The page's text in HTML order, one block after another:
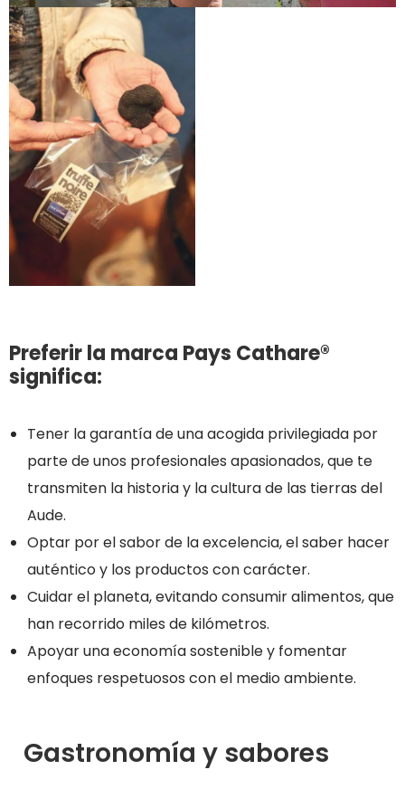
Preferir la marca Pays Cathare®
significa:
Tener la garantía de una acogida privilegiada por
parte de unos profesionales apasionados, que te
transmiten la historia y la cultura de las tierras del
Aude.
Optar por el sabor de la excelencia, el saber hacer
auténtico y los productos con carácter.
Cuidar el planeta, evitando consumir alimentos, que
han recorrido miles de kilómetros.
Apoyar una economía sostenible y fomentar
enfoques respetuosos con el medio ambiente.
Gastronomía y sabores